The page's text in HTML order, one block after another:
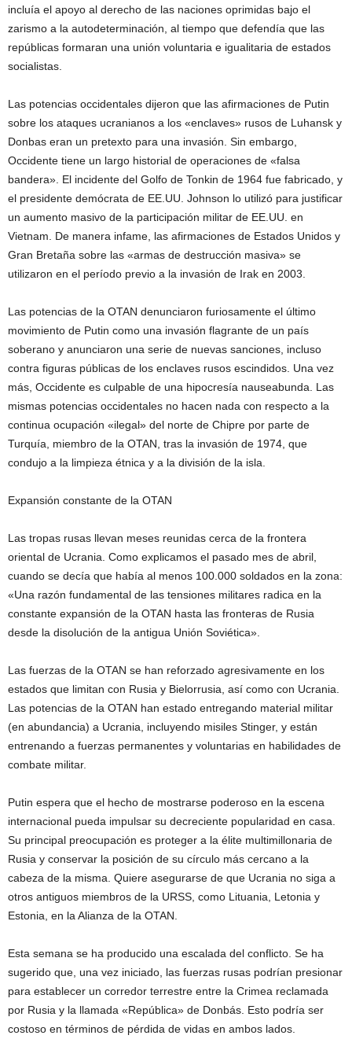
incluía el apoyo al derecho de las naciones oprimidas bajo el
zarismo a la autodeterminación, al tiempo que defendía que las
repúblicas formaran una unión voluntaria e igualitaria de estados
socialistas.
Las potencias occidentales dijeron que las afirmaciones de Putin
sobre los ataques ucranianos a los «enclaves» rusos de Luhansk y
Donbas eran un pretexto para una invasión. Sin embargo,
Occidente tiene un largo historial de operaciones de «falsa
bandera». El incidente del Golfo de Tonkin de 1964 fue fabricado, y
el presidente demócrata de EE.UU. Johnson lo utilizó para justificar
un aumento masivo de la participación militar de EE.UU. en
Vietnam. De manera infame, las afirmaciones de Estados Unidos y
Gran Bretaña sobre las «armas de destrucción masiva» se
utilizaron en el período previo a la invasión de Irak en 2003.
Las potencias de la OTAN denunciaron furiosamente el último
movimiento de Putin como una invasión flagrante de un país
soberano y anunciaron una serie de nuevas sanciones, incluso
contra figuras públicas de los enclaves rusos escindidos. Una vez
más, Occidente es culpable de una hipocresía nauseabunda. Las
mismas potencias occidentales no hacen nada con respecto a la
continua ocupación «ilegal» del norte de Chipre por parte de
Turquía, miembro de la OTAN, tras la invasión de 1974, que
condujo a la limpieza étnica y a la división de la isla.
Expansión constante de la OTAN
Las tropas rusas llevan meses reunidas cerca de la frontera
oriental de Ucrania. Como explicamos el pasado mes de abril,
cuando se decía que había al menos 100.000 soldados en la zona:
«Una razón fundamental de las tensiones militares radica en la
constante expansión de la OTAN hasta las fronteras de Rusia
desde la disolución de la antigua Unión Soviética».
Las fuerzas de la OTAN se han reforzado agresivamente en los
estados que limitan con Rusia y Bielorrusia, así como con Ucrania.
Las potencias de la OTAN han estado entregando material militar
(en abundancia) a Ucrania, incluyendo misiles Stinger, y están
entrenando a fuerzas permanentes y voluntarias en habilidades de
combate militar.
Putin espera que el hecho de mostrarse poderoso en la escena
internacional pueda impulsar su decreciente popularidad en casa.
Su principal preocupación es proteger a la élite multimillonaria de
Rusia y conservar la posición de su círculo más cercano a la
cabeza de la misma. Quiere asegurarse de que Ucrania no siga a
otros antiguos miembros de la URSS, como Lituania, Letonia y
Estonia, en la Alianza de la OTAN.
Esta semana se ha producido una escalada del conflicto. Se ha
sugerido que, una vez iniciado, las fuerzas rusas podrían presionar
para establecer un corredor terrestre entre la Crimea reclamada
por Rusia y la llamada «República» de Donbás. Esto podría ser
costoso en términos de pérdida de vidas en ambos lados.